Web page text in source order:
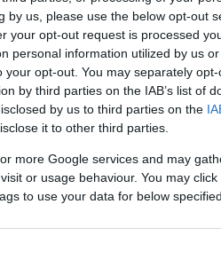
by us, please use the below opt-out
your opt-out request is processed
personal information utilized by us
opt-out. You may separately
by third parties on the IAB’s list of
by us to third parties on the
it to other third parties.
more Google services and may
or usage behaviour. You may
to use your data for below
Emlékezzen rám
NÖVÉNYKATALÓGUS